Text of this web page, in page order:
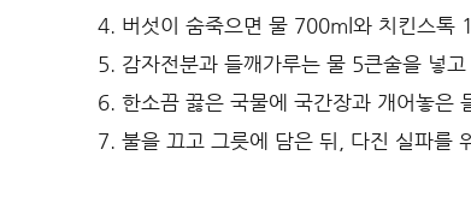
4. 버섯이 숨죽으면 물 700ml와 치킨스톡
5. 감자전분과 들깨가루는 물 5큰술을 넣
6. 한소끔 끓은 국물에 국간장과 개어놓은
7. 불을 끄고 그릇에 담은 뒤, 다진 실파를